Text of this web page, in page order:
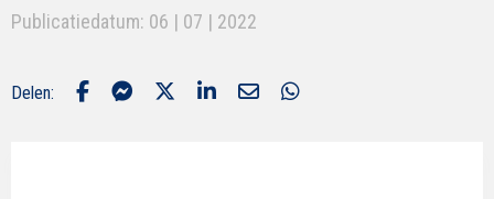
Publicatiedatum: 06 | 07 | 2022
Delen: